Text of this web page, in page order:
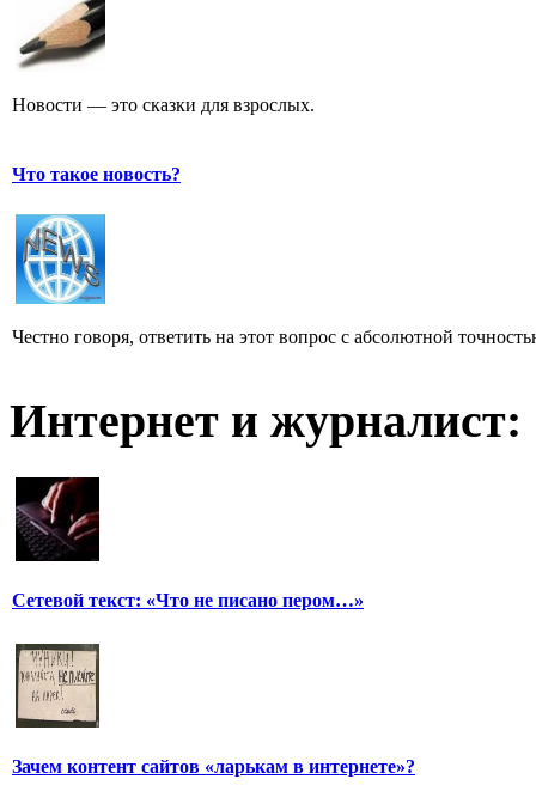
Новости — это сказки для взрослых.
Что такое новость?
Честно говоря, ответить на этот вопрос с абсолютной
Интернет и журналист:
Сетевой текст: «Что не писано пером…»
Зачем контент сайтов «ларькам в интернете»?